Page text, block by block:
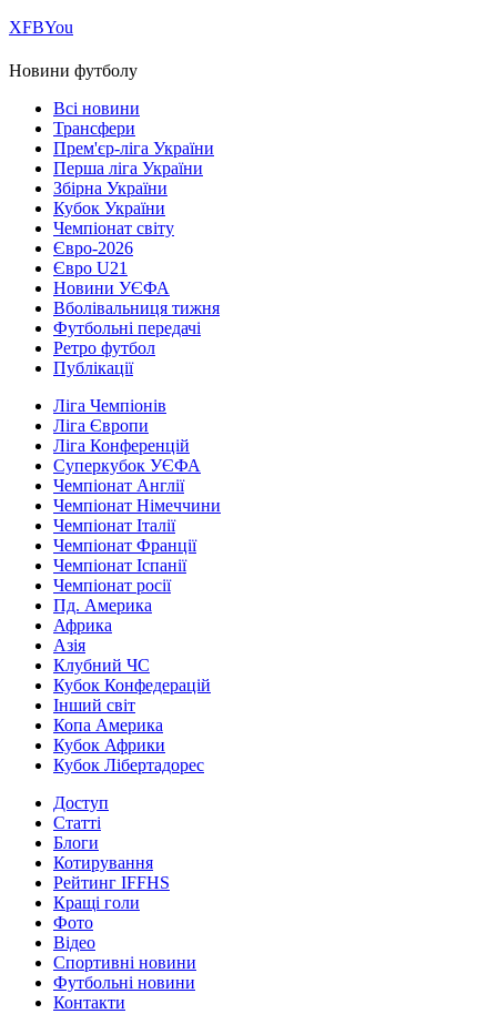
ХFBYou
Новини футболу
Всі новини
Трансфери
Прем'єр-ліга України
Перша ліга України
Збірна України
Кубок України
Чемпіонат світу
Євро-2026
Євро U21
Новини УЄФА
Вболівальниця тижня
Футбольні передачі
Ретро футбол
Публікації
Ліга Чемпіонів
Ліга Європи
Ліга Конференцій
Суперкубок УЄФА
Чемпіонат Англії
Чемпіонат Німеччини
Чемпіонат Італії
Чемпіонат Франції
Чемпіонат Іспанії
Чемпіонат росії
Пд. Америка
Африка
Азія
Клубний ЧС
Кубок Конфедерацій
Інший світ
Копа Америка
Кубок Африки
Кубок Лібертадорес
Доступ
Статті
Блоги
Котирування
Рейтинг IFFHS
Кращі голи
Фото
Відео
Спортивні новини
Футбольні новини
Контакти